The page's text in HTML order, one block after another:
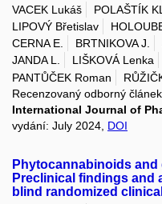
VACEK Lukáš
POLAŠTÍK
LIPOVÝ Břetislav
CERNA E.
BRTNIKOVA J.
JANDA L.
LIŠKOVÁ Lenka
PANTŮČEK Roman
Recenzovaný odborný článek
International Journal of
vydání: July 2024, DOI
Phytocannabinoids
Preclinical findings and
blind randomized